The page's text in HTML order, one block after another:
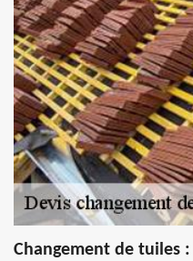
Changement de tuiles